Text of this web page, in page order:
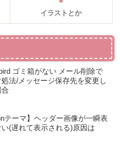
イラストとか
ゴミ箱がない メール削除で
処法/メッセージ保存先を変更し
テーマ】ヘッダー画像が一瞬表
(遅れて表示される)原因は